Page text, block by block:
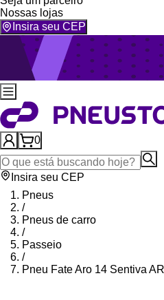
Nossas lojas
Insira seu CEP
0
Insira seu CEP
Pneus
/
Pneus de carro
/
Passeio
/
Pneu Fate Aro 14 Sentiva